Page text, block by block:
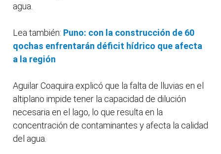
agua.
Lea también: Puno: con la construcción de 60
qochas enfrentarán déficit hídrico que afecta
a la región
Aguilar Coaquira explicó que la falta de lluvias en el
altiplano impide tener la capacidad de dilución
necesaria en el lago, lo que resulta en la
concentración de contaminantes y afecta la calidad
del agua.